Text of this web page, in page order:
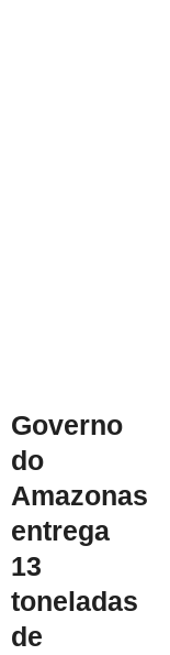
Governo
do
Amazonas
entrega
13
toneladas
de